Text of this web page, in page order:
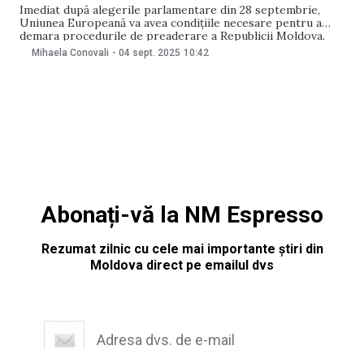
Imediat după alegerile parlamentare din 28 septembrie,
Uniunea Europeană va avea condițiile necesare pentru a
demara procedurile de preaderare a Republicii Moldova.
Declarația a fost făcută de președintele Consiliului
European, António Costa, aflat pe 3 septembrie la
Mihaela Conovali - 04 sept. 2025 10:42
Abonați-vă la NM Espresso
Rezumat zilnic cu cele mai importante știri din
Moldova direct pe emailul dvs